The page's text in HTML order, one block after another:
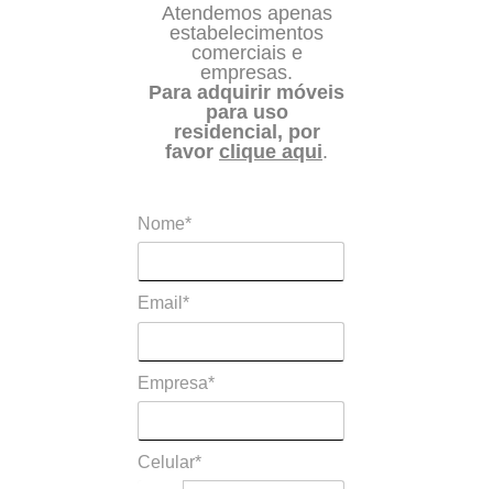
Atendemos apenas
estabelecimentos
comerciais e
empresas.
Para adquirir móveis
para uso
residencial, por
favor clique aqui.
Nome*
Email*
Empresa*
Celular*